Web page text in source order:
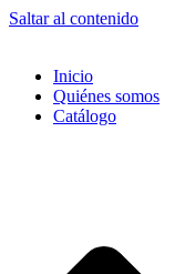
Saltar al contenido
Inicio
Quiénes somos
Catálogo